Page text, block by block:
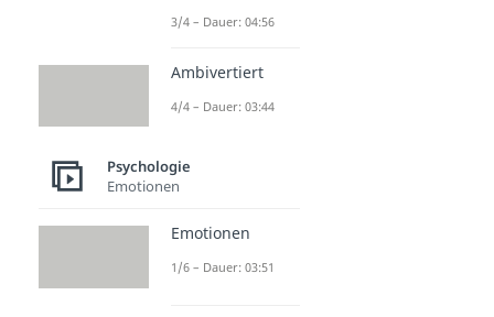
3/4 – Dauer: 04:56
Ambivertiert
4/4 – Dauer: 03:44
Psychologie
Emotionen
Emotionen
1/6 – Dauer: 03:51